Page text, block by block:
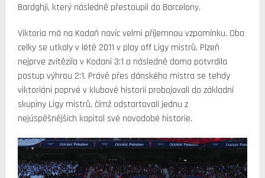
Bardghji, který následně přestoupil do Barcelony.
Viktoria má na Kodaň navíc velmi příjemnou vzpomínku. Oba
celky se utkaly v létě 2011 v play off Ligy mistrů. Plzeň
nejprve zvítězila v Kodani 3:1 a následně doma potvrdila
postup výhrou 2:1. Právě přes dánského mistra se tehdy
viktoriáni poprvé v klubové historii probojovali do základní
skupiny Ligy mistrů, čímž odstartovali jednu z
nejúspěšnějších kapitol své novodobé historie.